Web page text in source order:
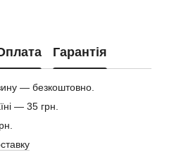
Гарантія
— безкоштовно.
— 35 грн.